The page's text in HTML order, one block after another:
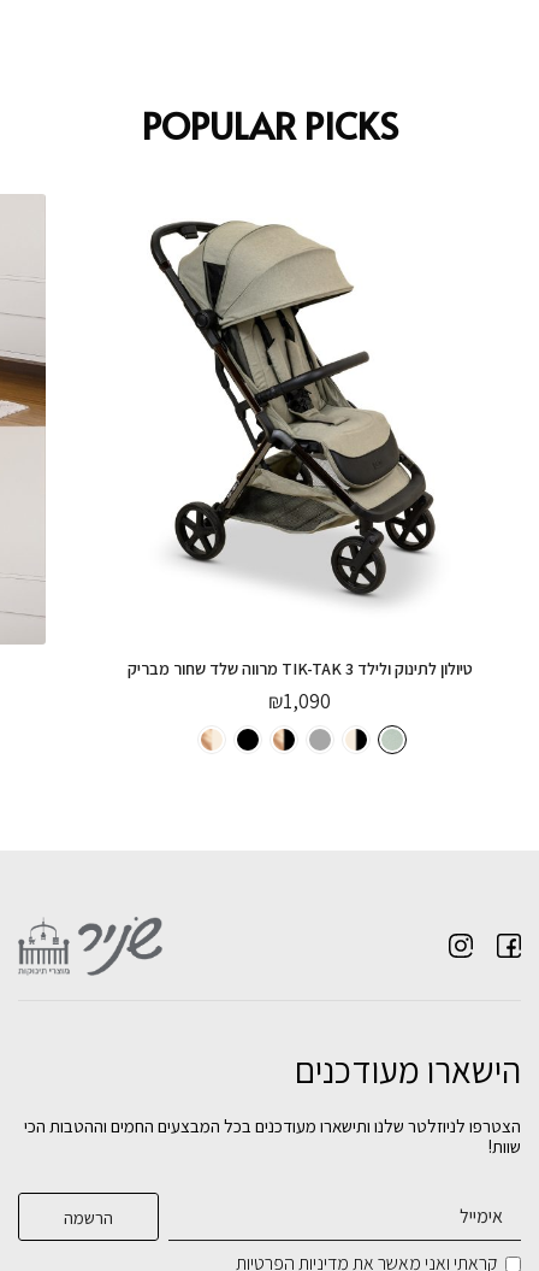
ארון לחדר שינה לתינוק ולילד רומא לבן עץ בוק
₪3,490
POPULAR PICKS
טיולון לתינוק ולילד TIK-TAK 3 מרווה שלד שחור מבריק
₪1,090
שחור מבריק
בחירתצבע:
מיטה לתינוק ולילד 2 ב 1- קמליה לבן
בחירתצבע:
מיטה תינוק וויני שחור טבעי
בחירתצבע:
הישארו מעודכנים
הצטרפו לניוזלטר שלנו ותישארו מעודכנים בכל המבצעים החמים וההטבות הכי
שוות!
קראתי ואני מאשר אתמדיניות הפרטיות